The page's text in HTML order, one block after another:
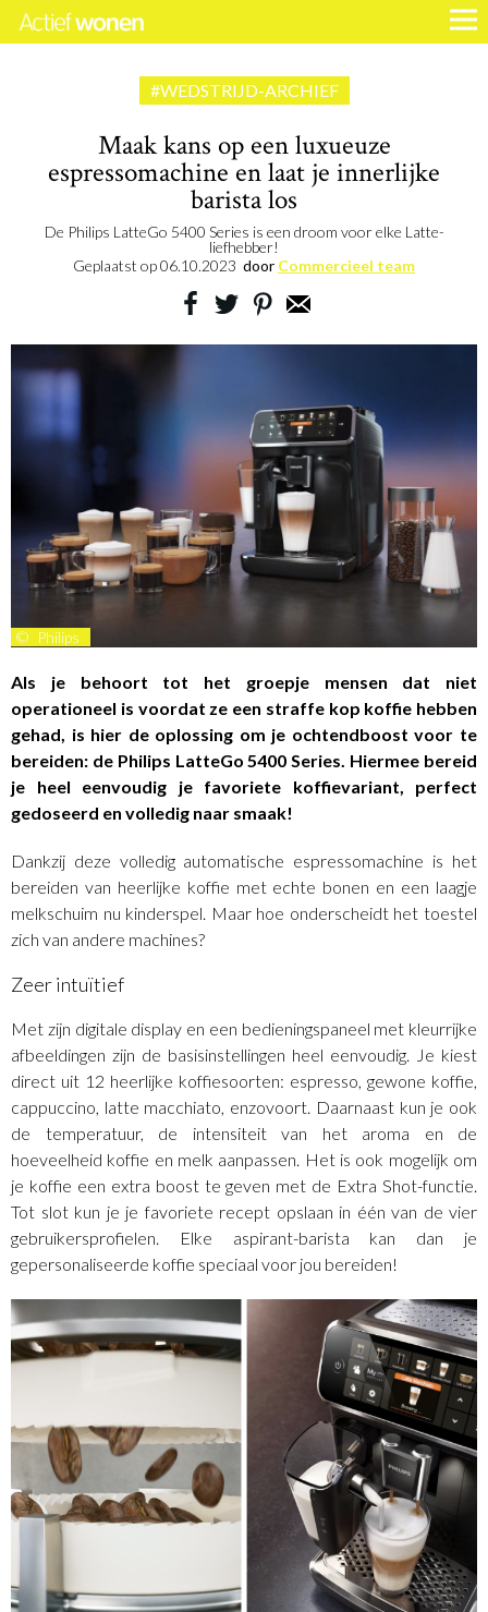
#WEDSTRIJD-ARCHIEF
Maak kans op een luxueuze
espressomachine en laat je innerlijke
barista los
De Philips LatteGo 5400 Series is een droom voor elke Latte-
liefhebber!
Geplaatst op06.10.2023 door Commercieel team
© Philips
Als je behoort tot het groepje mensen dat niet
operationeel is voordat ze een straffe kop koffie hebben
gehad, is hier de oplossing om je ochtendboost voor te
bereiden: de Philips LatteGo 5400 Series. Hiermee bereid
je heel eenvoudig je favoriete koffievariant, perfect
gedoseerd en volledig naar smaak!
Dankzij deze volledig automatische espressomachine is het
bereiden van heerlijke koffie met echte bonen en een laagje
melkschuim nu kinderspel. Maar hoe onderscheidt het toestel
zich van andere machines?
Zeer intuïtief
Met zijn digitale display en een bedieningspaneel met kleurrijke
afbeeldingen zijn de basisinstellingen heel eenvoudig. Je kiest
direct uit 12 heerlijke koffiesoorten: espresso, gewone koffie,
cappuccino, latte macchiato, enzovoort. Daarnaast kun je ook
de temperatuur, de intensiteit van het aroma en de
hoeveelheid koffie en melk aanpassen. Het is ook mogelijk om
je koffie een extra boost te geven met de Extra Shot-functie.
Tot slot kun je je favoriete recept opslaan in één van de vier
gebruikersprofielen. Elke aspirant-barista kan dan je
gepersonaliseerde koffie speciaal voor jou bereiden!